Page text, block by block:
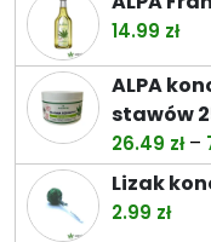
14.99 zł
ALPA
stawów
26.49 zł –
Lizak
2.99 zł